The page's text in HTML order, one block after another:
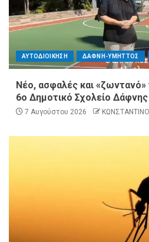
ΑΥΤΟΔΙΟΙΚΗΣΗ ΔΑΦΝΗ-ΥΜΗΤΤΟΣ
Νέο, ασφαλές και
6ο Δημοτικό Σχολείο Δάφνης
7 Αυγούστου 2026